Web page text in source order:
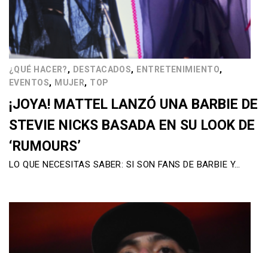
¿QUÉ HACER?, DESTACADOS, ENTRETENIMIENTO,
EVENTOS, MUJER, TOP
¡JOYA! MATTEL LANZÓ UNA BARBIE DE
STEVIE NICKS BASADA EN SU LOOK DE
‘RUMOURS’
LO QUE NECESITAS SABER: SI SON FANS DE BARBIE Y…